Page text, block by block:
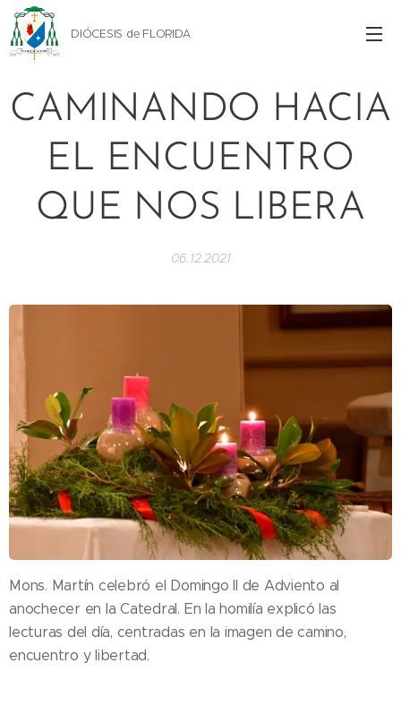
DIÓCESIS de FLORIDA
CAMINANDO HACIA
EL ENCUENTRO
QUE NOS LIBERA
06.12.2021
Mons. Martín celebró el Domingo II de Adviento al
anochecer en la Catedral. En la homilía explicó las
lecturas del día, centradas en la imagen de camino,
encuentro y libertad.